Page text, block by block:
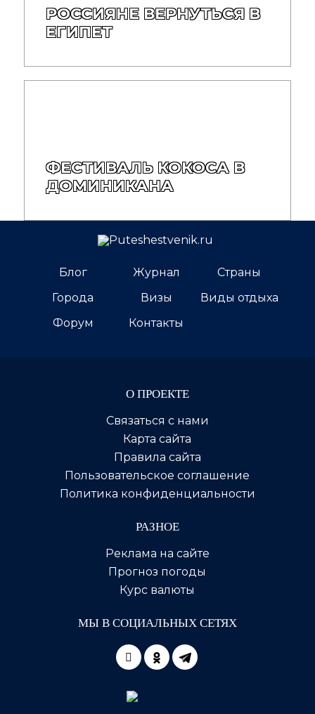
РОССИЯНЕ ВЕРНУТЬСЯ В
ЕГИПЕТ
ФЕСТИВАЛЬ КОКОСА В
ДОМИНИКАНА
Блог Журнал
Страны
Города
Визы
Виды отдыха
Форум
Контакты
О ПРОЕКТЕ
Связаться с нами
Карта сайта
Правила сайта
Пользовательское соглашение
Политика конфиденциальности
РАЗНОЕ
Реклама на сайте
Прогноз погоды
Курс валюты
МЫ В СОЦИАЛЬНЫХ СЕТЯХ